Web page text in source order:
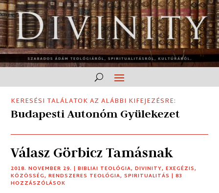
KERESÉSI TALÁLATOK AZ ALÁBBI KIFEJEZÉSRE:
Budapesti Autonóm Gyülekezet
Válasz Görbicz Tamásnak
2018. NOVEMBER 29. |BIBLIAI TEOLÓGIA,DIVINITY,EXEGÉZIS,
KÖZÖSSÉG,RENDSZERES TEOLÓGIA,SPIRITUALITÁS | 83
HOZZÁSZÓLÁSOK